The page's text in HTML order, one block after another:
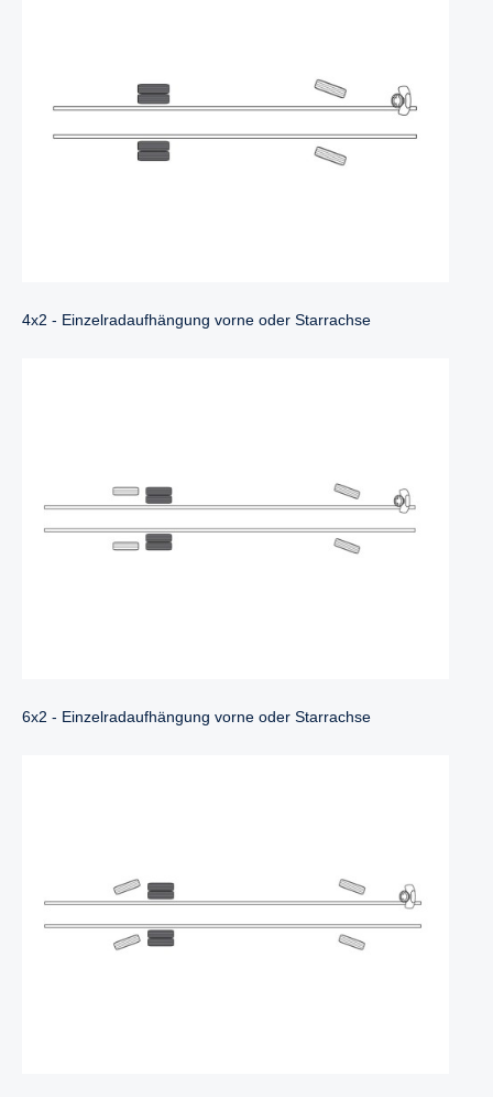
4x2 - Einzelradaufhängung vorne oder Starrachse
6x2 - Einzelradaufhängung vorne oder Starrachse